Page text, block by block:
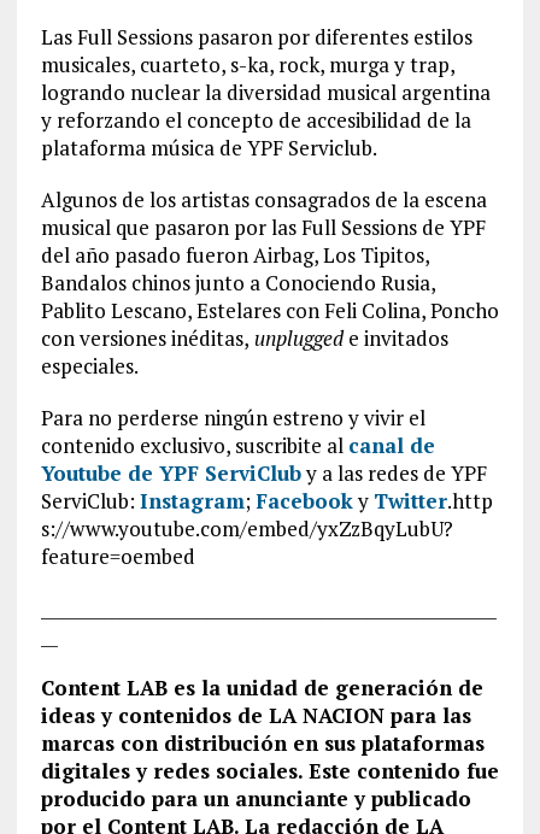
Las Full Sessions pasaron por diferentes estilos
musicales, cuarteto, s-ka, rock, murga y trap,
logrando nuclear la diversidad musical argentina
y reforzando el concepto de accesibilidad de la
plataforma música de YPF Serviclub.
Algunos de los artistas consagrados de la escena
musical que pasaron por las Full Sessions de YPF
del año pasado fueron Airbag, Los Tipitos,
Bandalos chinos junto a Conociendo Rusia,
Pablito Lescano, Estelares con Feli Colina, Poncho
con versiones inéditas, unpluggede invitados
especiales.
Para no perderse ningún estreno y vivir el
contenido exclusivo, suscribite al canal de
Youtube de YPF ServiCluby a las redes de YPF
ServiClub: Instagram;Facebooky Twitter.http
s://www.youtube.com/embed/yxZzBqyLubU?
feature=oembed
Content LAB es la unidad de generación de
ideas y contenidos de LA NACION para las
marcas con distribución en sus plataformas
digitales y redes sociales. Este contenido fue
producido para un anunciante y publicado
por el Content LAB. La redacción de LA